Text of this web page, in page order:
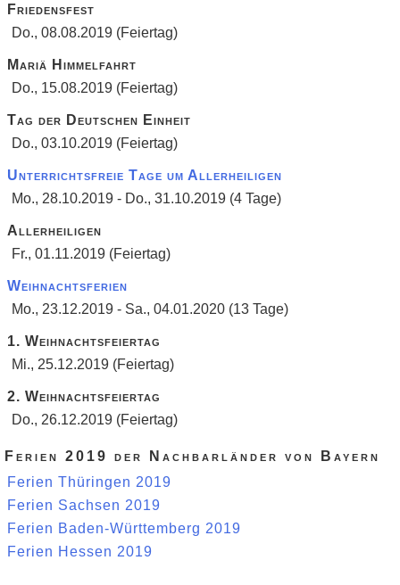
Friedensfest
Do., 08.08.2019 (Feiertag)
Mariä Himmelfahrt
Do., 15.08.2019 (Feiertag)
Tag der Deutschen Einheit
Do., 03.10.2019 (Feiertag)
Unterrichtsfreie Tage um Allerheiligen
Mo., 28.10.2019 - Do., 31.10.2019 (4 Tage)
Allerheiligen
Fr., 01.11.2019 (Feiertag)
Weihnachtsferien
Mo., 23.12.2019 - Sa., 04.01.2020 (13 Tage)
1. Weihnachtsfeiertag
Mi., 25.12.2019 (Feiertag)
2. Weihnachtsfeiertag
Do., 26.12.2019 (Feiertag)
Ferien 2019 der Nachbarländer von Bayern
Ferien Thüringen 2019
Ferien Sachsen 2019
Ferien Baden-Württemberg 2019
Ferien Hessen 2019